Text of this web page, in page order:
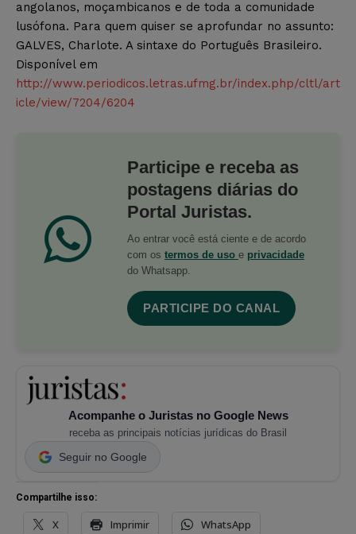
angolanos, moçambicanos e de toda a comunidade
lusófona. Para quem quiser se aprofundar no assunto:
GALVES, Charlote. A sintaxe do Português Brasileiro.
Disponível em
http://www.periodicos.letras.ufmg.br/index.php/cltl/art
icle/view/7204/6204
Participe e receba as
postagens diárias do
Portal Juristas.
Ao entrar você está ciente e de acordo
com os termos de uso e privacidade
do Whatsapp.
PARTICIPE DO CANAL
Acompanhe o Juristas no Google News
receba as principais notícias jurídicas do Brasil
Seguir no Google
Compartilhe isso:
X Imprimir WhatsApp